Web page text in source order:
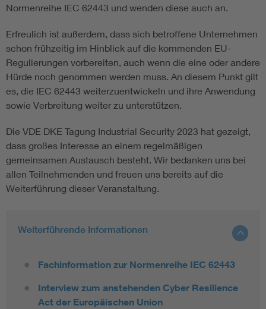
Normenreihe IEC 62443 und wenden diese auch an.
Erfreulich ist außerdem, dass sich betroffene Unternehmen
schon frühzeitig im Hinblick auf die kommenden EU-
Regulierungen vorbereiten, auch wenn die eine oder andere
Hürde noch genommen werden muss. An diesem Punkt gilt
es, die IEC 62443 weiterzuentwickeln und ihre Anwendung
sowie Verbreitung weiter zu unterstützen.
Die VDE DKE Tagung Industrial Security 2023 hat gezeigt,
dass großes Interesse an einem regelmäßigen
gemeinsamen Austausch besteht. Wir bedanken uns bei
allen Teilnehmenden und freuen uns bereits auf die
Weiterführung dieser Veranstaltung.
Weiterführende Informationen
Fachinformation zur Normenreihe IEC 62443
Interview zum anstehenden Cyber Resilience
Act der Europäischen Union